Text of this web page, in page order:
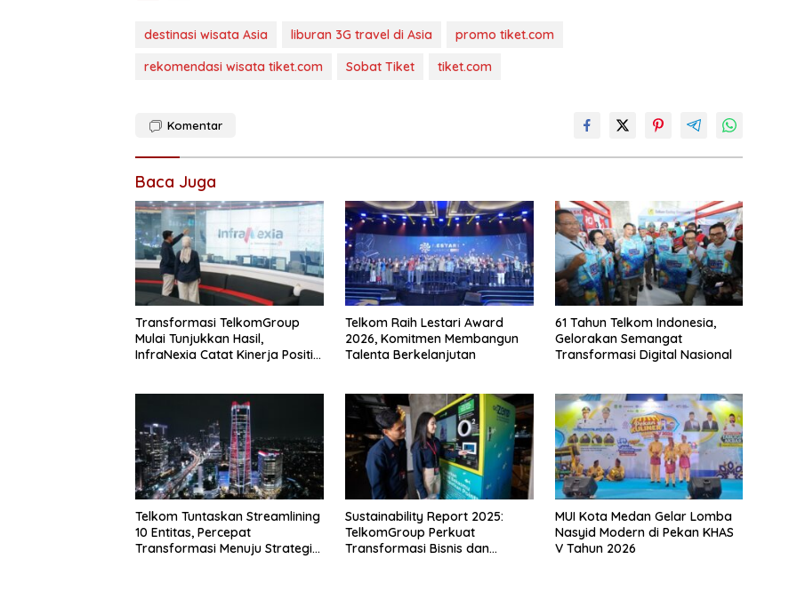
destinasi wisata Asia liburan 3G travel di Asia
promo tiket.com
rekomendasi wisata tiket.com
Sobat Tiket tiket.com
Komentar
Baca Juga
Transformasi TelkomGroup
Mulai Tunjukkan Hasil,
InfraNexia Catat Kinerja Positif
Telkom Raih Lestari Award
2026, Komitmen Membangun
Talenta Berkelanjutan
61 Tahun Telkom Indonesia,
Gelorakan Semangat
Transformasi Digital Nasional
Telkom Tuntaskan Streamlining
10 Entitas, Percepat
Transformasi Menuju Strategic
Sustainability Report 2025:
TelkomGroup Perkuat
Transformasi Bisnis dan
MUI Kota Medan Gelar Lomba
Nasyid Modern di Pekan KHAS
V Tahun 2026